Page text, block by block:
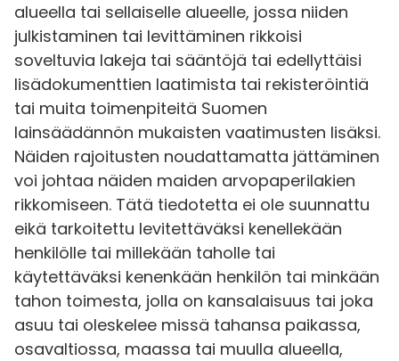
alueella tai sellaiselle alueelle, jossa niiden
julkistaminen tai levittäminen rikkoisi
soveltuvia lakeja tai sääntöjä tai edellyttäisi
lisädokumenttien laatimista tai rekisteröintiä
tai muita toimenpiteitä Suomen
lainsäädännön mukaisten vaatimusten lisäksi.
Näiden rajoitusten noudattamatta jättäminen
voi johtaa näiden maiden arvopaperilakien
rikkomiseen. Tätä tiedotetta ei ole suunnattu
eikä tarkoitettu levitettäväksi kenellekään
henkilölle tai millekään taholle tai
käytettäväksi kenenkään henkilön tai minkään
tahon toimesta, jolla on kansalaisuus tai joka
asuu tai oleskelee missä tahansa paikassa,
osavaltiossa, maassa tai muulla alueella,